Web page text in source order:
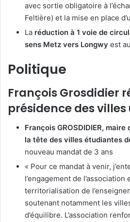
avec sortie obligatoire à
Feltière) et la mise en place
La réduction à 1 voie de
sens Metz vers Longwy est
Politique
François Grosdidier
présidence des
François GROSDIDIER,
la tête des villes étudiantes
nouveau mandat de 3 ans
« Pour ce mandat à venir,
l’engagement de l’association
territorialisation de
soutenant notamment les
d’équilibre. L’association